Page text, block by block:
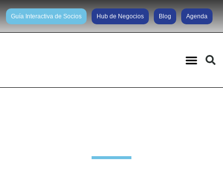
Guía Interactiva de Socios Hub de Negocios Blog Agenda